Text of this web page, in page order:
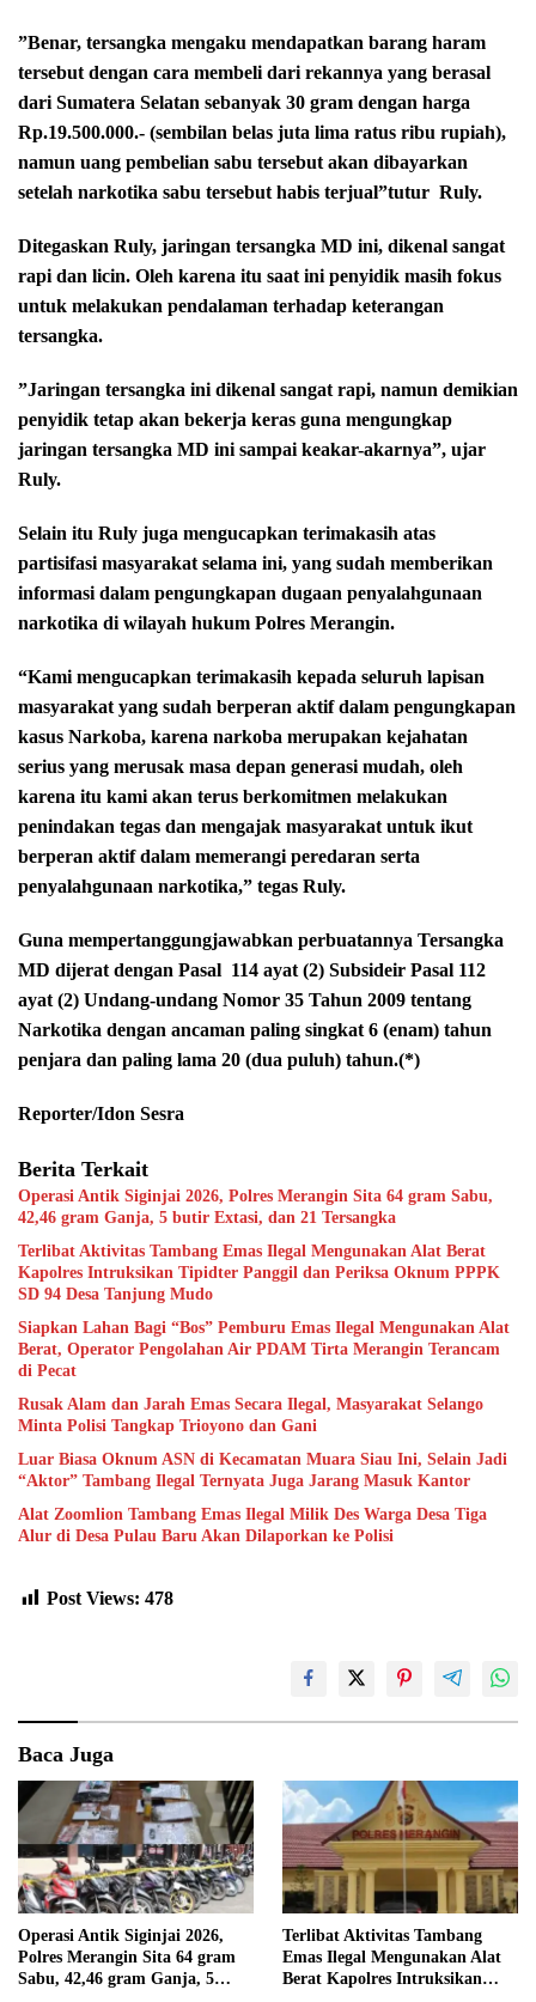
”Benar, tersangka mengaku mendapatkan barang haram
tersebut dengan cara membeli dari rekannya yang berasal
dari Sumatera Selatan sebanyak 30 gram dengan harga
Rp.19.500.000.- (sembilan belas juta lima ratus ribu rupiah),
namun uang pembelian sabu tersebut akan dibayarkan
setelah narkotika sabu tersebut habis terjual”tutur Ruly.
Ditegaskan Ruly, jaringan tersangka MD ini, dikenal sangat
rapi dan licin. Oleh karena itu saat ini penyidik masih fokus
untuk melakukan pendalaman terhadap keterangan
tersangka.
”Jaringan tersangka ini dikenal sangat rapi, namun demikian
penyidik tetap akan bekerja keras guna mengungkap
jaringan tersangka MD ini sampai keakar-akarnya”, ujar
Ruly.
Selain itu Ruly juga mengucapkan terimakasih atas
partisifasi masyarakat selama ini, yang sudah memberikan
informasi dalam pengungkapan dugaan penyalahgunaan
narkotika di wilayah hukum Polres Merangin.
“Kami mengucapkan terimakasih kepada seluruh lapisan
masyarakat yang sudah berperan aktif dalam pengungkapan
kasus Narkoba, karena narkoba merupakan kejahatan
serius yang merusak masa depan generasi mudah, oleh
karena itu kami akan terus berkomitmen melakukan
penindakan tegas dan mengajak masyarakat untuk ikut
berperan aktif dalam memerangi peredaran serta
penyalahgunaan narkotika,” tegas Ruly.
Guna mempertanggungjawabkan perbuatannya Tersangka
MD dijerat dengan Pasal 114 ayat (2) Subsideir Pasal 112
ayat (2) Undang-undang Nomor 35 Tahun 2009 tentang
Narkotika dengan ancaman paling singkat 6 (enam) tahun
penjara dan paling lama 20 (dua puluh) tahun.(*)
Reporter/Idon Sesra
Berita Terkait
Operasi Antik Siginjai 2026, Polres Merangin Sita 64 gram Sabu,
42,46 gram Ganja, 5 butir Extasi, dan 21 Tersangka
Terlibat Aktivitas Tambang Emas Ilegal Mengunakan Alat Berat
Kapolres Intruksikan Tipidter Panggil dan Periksa Oknum PPPK
SD 94 Desa Tanjung Mudo
Siapkan Lahan Bagi “Bos” Pemburu Emas Ilegal Mengunakan Alat
Berat, Operator Pengolahan Air PDAM Tirta Merangin Terancam
di Pecat
Rusak Alam dan Jarah Emas Secara Ilegal, Masyarakat Selango
Minta Polisi Tangkap Trioyono dan Gani
Luar Biasa Oknum ASN di Kecamatan Muara Siau Ini, Selain Jadi
“Aktor” Tambang Ilegal Ternyata Juga Jarang Masuk Kantor
Alat Zoomlion Tambang Emas Ilegal Milik Des Warga Desa Tiga
Alur di Desa Pulau Baru Akan Dilaporkan ke Polisi
Post Views: 478
Baca Juga
Operasi Antik Siginjai 2026,
Polres Merangin Sita 64 gram
Sabu, 42,46 gram Ganja, 5
Terlibat Aktivitas Tambang
Emas Ilegal Mengunakan Alat
Berat Kapolres Intruksikan